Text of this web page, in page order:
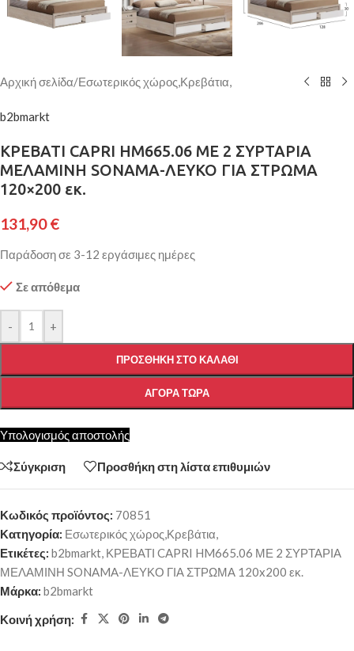
Αρχική σελίδα/Εσωτερικός χώρος,Κρεβάτια,
b2bmarkt
ΚΡΕΒΑΤΙ CAPRI HM665.06 ΜΕ 2 ΣΥΡΤΑΡΙΑ
ΜΕΛΑΜΙΝΗ SONAMA-ΛΕΥΚΟ ΓΙΑ ΣΤΡΩΜΑ
120×200 εκ.
131,90€
Παράδοση σε 3-12 εργάσιμες ημέρες
Σε απόθεμα
- +
ΠΡΟΣΘΉΚΗ ΣΤΟ ΚΑΛΆΘΙ
ΑΓΟΡΆ ΤΏΡΑ
Υπολογισμός αποστολής
Σύγκριση Προσθήκη στη λίστα επιθυμιών
Κωδικός προϊόντος: 70851
Κατηγορία: Εσωτερικός χώρος,Κρεβάτια,
Ετικέτες: b2bmarkt, ΚΡΕΒΑΤΙ CAPRI HM665.06 ΜΕ 2 ΣΥΡΤΑΡΙΑ
ΜΕΛΑΜΙΝΗ SONAMA-ΛΕΥΚΟ ΓΙΑ ΣΤΡΩΜΑ 120x200 εκ.
Μάρκα: b2bmarkt
Κοινή χρήση: